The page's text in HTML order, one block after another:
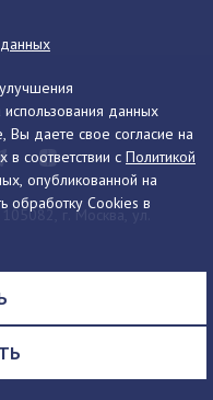
использования данных
Вы даете свое согласие на
соответствии с Политикой
опубликованной на
обработку Cookies в
г. Москва, ул.
схема проезда